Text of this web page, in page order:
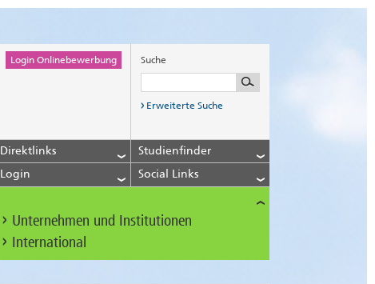
Login Onlinebewerbung Suche
Erweiterte Suche
Direktlinks
Studienfinder
Login
Social Links
Unternehmen und Institutionen
International